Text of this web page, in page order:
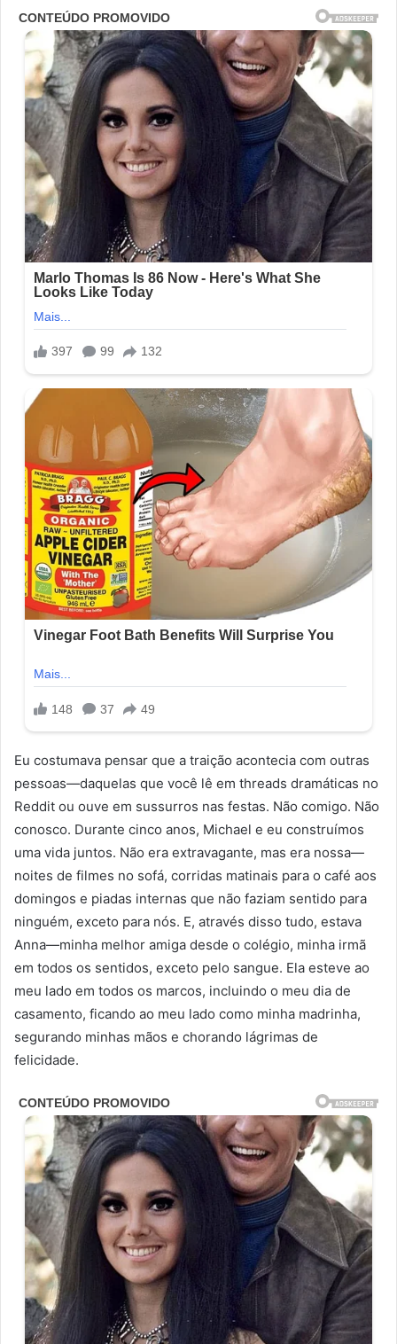
Eu costumava pensar que a traição acontecia com outras
pessoas—daquelas que você lê em threads dramáticas no
Reddit ou ouve em sussurros nas festas. Não comigo. Não
conosco. Durante cinco anos, Michael e eu construímos
uma vida juntos. Não era extravagante, mas era nossa—
noites de filmes no sofá, corridas matinais para o café aos
domingos e piadas internas que não faziam sentido para
ninguém, exceto para nós. E, através disso tudo, estava
Anna—minha melhor amiga desde o colégio, minha irmã
em todos os sentidos, exceto pelo sangue. Ela esteve ao
meu lado em todos os marcos, incluindo o meu dia de
casamento, ficando ao meu lado como minha madrinha,
segurando minhas mãos e chorando lágrimas de
felicidade.